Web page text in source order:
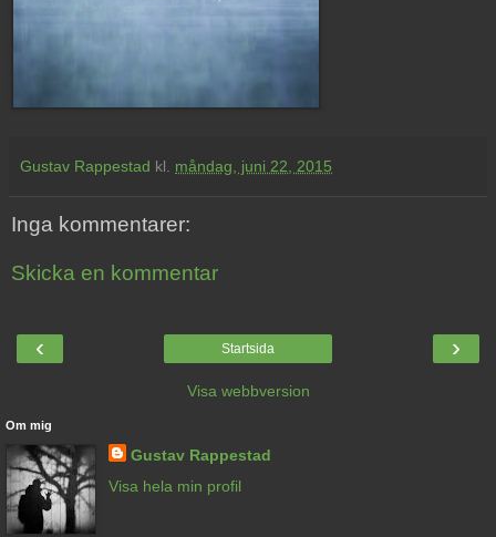
Gustav Rappestad kl. måndag, juni 22, 2015
Inga kommentarer:
Skicka en kommentar
‹ ›
Startsida
Visa webbversion
Om mig
Gustav Rappestad
Visa hela min profil